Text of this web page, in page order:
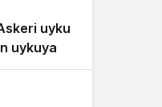
uyku
uykuya